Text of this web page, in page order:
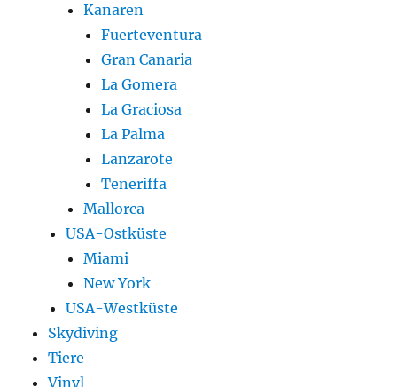
Kanaren
Fuerteventura
Gran Canaria
La Gomera
La Graciosa
La Palma
Lanzarote
Teneriffa
Mallorca
USA-Ostküste
Miami
New York
USA-Westküste
Skydiving
Tiere
Vinyl